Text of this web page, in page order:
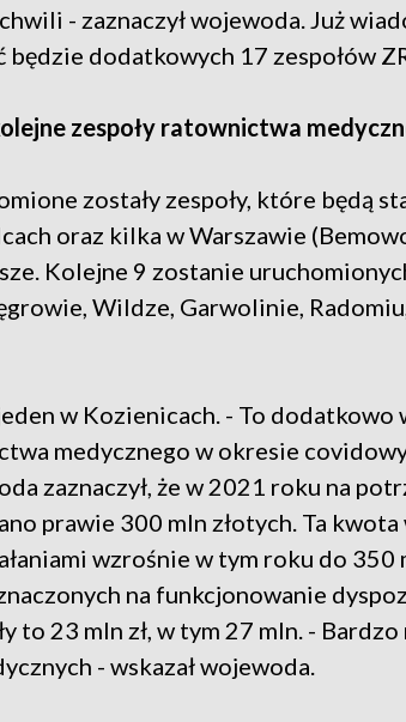
- zaznaczył wojewoda. Już
będzie dodatkowych 17 zespołów
zespoły ratownictwa
zostały zespoły, które będą
oraz kilka w Warszawie
Kolejne 9 zostanie
Wildze, Garwolinie,
w Kozienicach. - To
medycznego w okresie
zaznaczył, że w 2021 roku na
prawie 300 mln złotych. Ta
wzrośnie w tym roku do 350
na funkcjonowanie
to 23 mln zł, w tym 27 mln. -
- wskazał wojewoda.